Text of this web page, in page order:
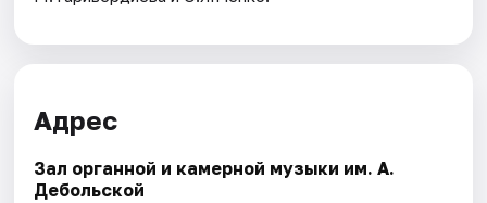
Адрес
Зал органной и камерной музыки им. А.
Дебольской